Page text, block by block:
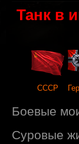
Танк в
СССР
Боевые
Суровые